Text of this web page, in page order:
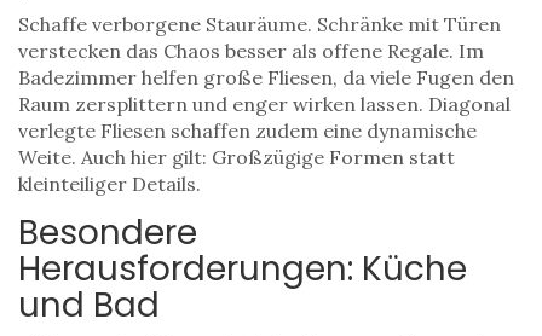
Schaffe verborgene Stauräume. Schränke mit Türen
verstecken das Chaos besser als offene Regale. Im
Badezimmer helfen große Fliesen, da viele Fugen den
Raum zersplittern und enger wirken lassen. Diagonal
verlegte Fliesen schaffen zudem eine dynamische
Weite. Auch hier gilt: Großzügige Formen statt
kleinteiliger Details.
Besondere
Herausforderungen: Küche
und Bad